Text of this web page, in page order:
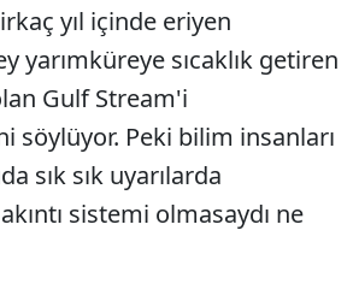
yıl içinde eriyen
yarımküreye sıcaklık getiren
Gulf Stream'i
söylüyor. Peki bilim insanları
sık sık uyarılarda
sistemi olmasaydı ne